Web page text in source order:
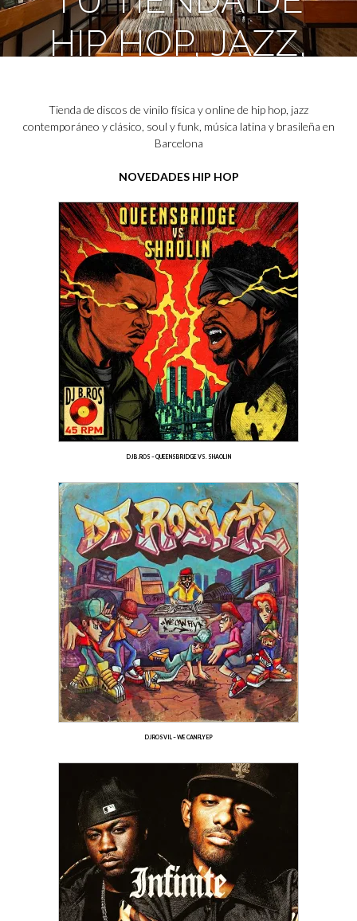
HIP HOP, JAZZ,
EN
BARCELONA
Visitanos en Sant Vicenç 33
DÓNDE ESTAMOS
Tienda de discos de vinilo física y online de hip hop, jazz
contemporáneo y clásico, soul y funk, música latina y brasileña en
Barcelona
NOVEDADES HIP HOP
DJ B.ROS – QUEENSBRIDGE VS. SHAOLIN
DJ ROSVIL – WE CAN FLY EP